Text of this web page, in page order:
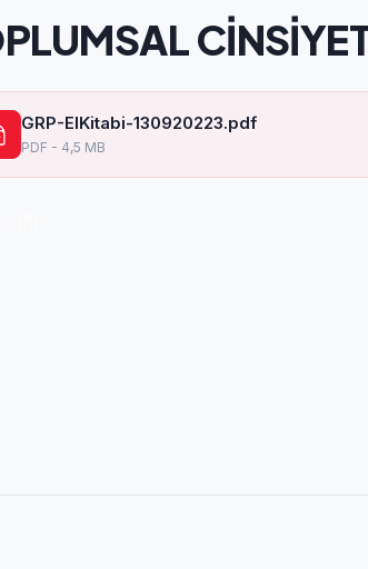
GRP-ElKitabi-130920223.pdf
PDF - 4,5 MB